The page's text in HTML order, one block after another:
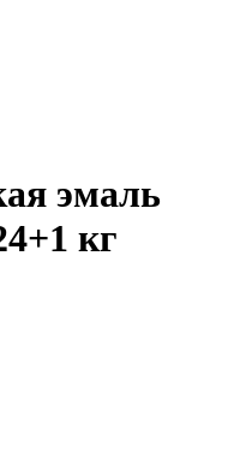
эмаль
кг